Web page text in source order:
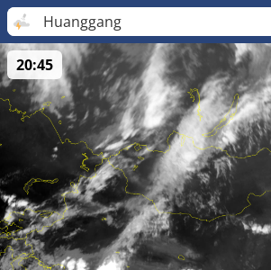
Huanggang
20:45